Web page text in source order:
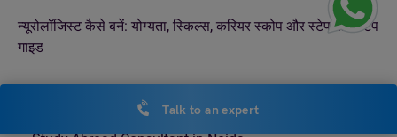
न्यूरोलॉजिस्ट कैसे बनें: योग्यता, स्किल्स, करियर स्कोप और स्टेप-बाय-स्टेप
गाइड
LEVERAGE EDU OFFLINE CENTERSTalk to an expert